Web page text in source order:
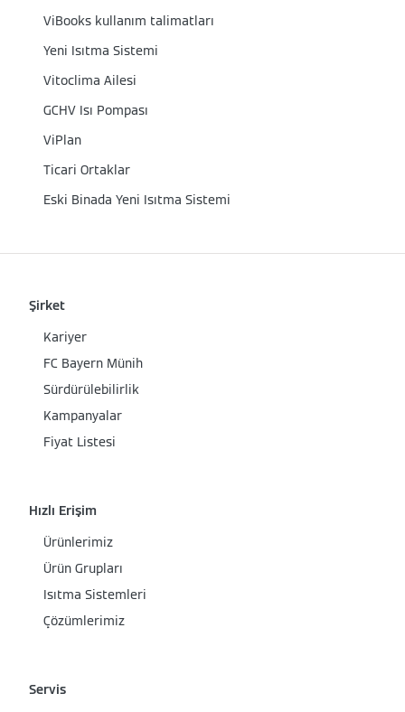
ViBooks kullanım talimatları
Yeni Isıtma Sistemi
Vitoclima Ailesi
GCHV Isı Pompası
ViPlan
Ticari Ortaklar
Eski Binada Yeni Isıtma Sistemi
Şirket
Kariyer
FC Bayern Münih
Sürdürülebilirlik
Kampanyalar
Fiyat Listesi
Hızlı Erişim
Ürünlerimiz
Ürün Grupları
Isıtma Sistemleri
Çözümlerimiz
Servis